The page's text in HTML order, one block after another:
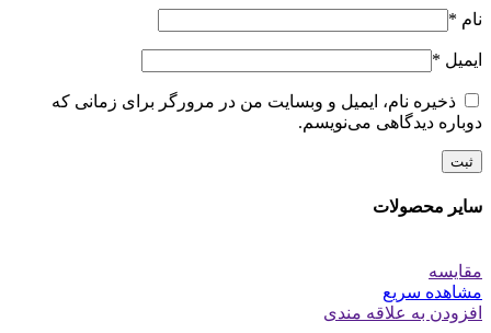
نام *
ایمیل *
ذخیره نام، ایمیل و وبسایت من در مرورگر برای زمانی که
دوباره دیدگاهی می‌نویسم.
سایر محصولات
مقایسه
مشاهده سریع
افزودن به علاقه مندی